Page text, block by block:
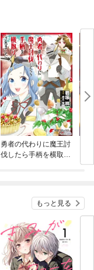
勇者の代わりに魔王討
伐したら手柄を横取り
もっと見る